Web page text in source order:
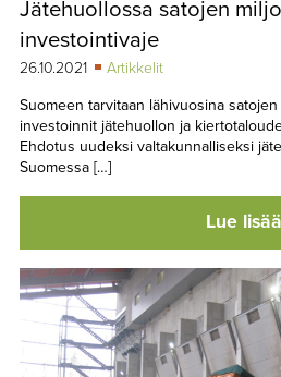
TAPAHTUMAT
YHTEYSTIEDOT
Jätehuollossa satojen
investointivaje
26.10.2021
Artikkelit
Suomeen tarvitaan lähivuosina
investoinnit jätehuollon ja
Ehdotus uudeksi valtakunnalliseksi
Suomessa […]
Lue lisää